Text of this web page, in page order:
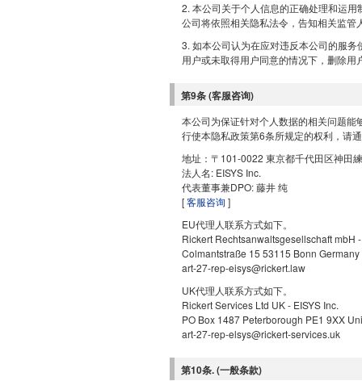
2. 本公司关于个人信息的正确处理和运
公司将依照相关隐私法令，告知相关监管
3. 如本公司认为在应对违反本公司的服
用户或未取得用户同意的情况下，删除用
第9条 (客服咨询)
本公司为保证针对个人数据的相关问题
行使本隐私政策第6条所规定的权利，请
地址：〒101-0022 東京都千代田区神
法人名: EISYS Inc.
代表董事兼DPO: 藤井 纯
[客服咨询 ]
EU代理人联系方式如下。
Rickert Rechtsanwaltsgesellschaft mbH
Colmantstraße 15 53115 Bonn Germany
art-27-rep-eisys@rickert.law
UK代理人联系方式如下。
Rickert Services Ltd UK - EISYS Inc.
PO Box 1487 Peterborough PE1 9XX
art-27-rep-elsys@rickert-services.uk
第10条. (一般条款)